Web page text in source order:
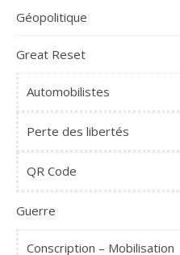
Géopolitique
Great Reset
Automobilistes
Perte des libertés
QR Code
Guerre
Conscription – Mobilisation